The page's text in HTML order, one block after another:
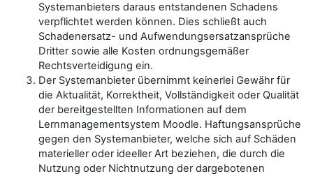
Systemanbieters daraus entstandenen Schadens
verpflichtet werden können. Dies schließt auch
Schadenersatz- und Aufwendungsersatzansprüche
Dritter sowie alle Kosten ordnungsgemäßer
Rechtsverteidigung ein.
Der Systemanbieter übernimmt keinerlei Gewähr für
die Aktualität, Korrektheit, Vollständigkeit oder Qualität
der bereitgestellten Informationen auf dem
Lernmanagementsystem Moodle. Haftungsansprüche
gegen den Systemanbieter, welche sich auf Schäden
materieller oder ideeller Art beziehen, die durch die
Nutzung oder Nichtnutzung der dargebotenen